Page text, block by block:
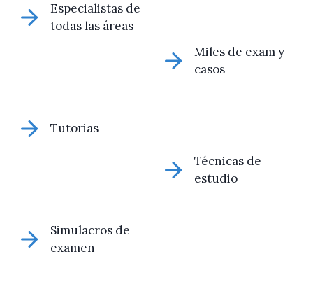
Especialistas de
todas las áreas
Miles de exam y
casos
Tutorias
Técnicas de
estudio
Simulacros de
examen